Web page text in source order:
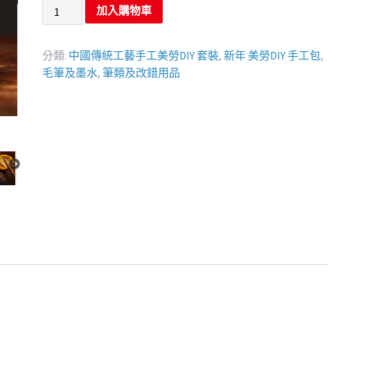
加入購物車
分類: 中國傳統工藝手工美勞DIY 套裝, 新年 美勞DIY 手工包,
毛筆及墨水, 筆類及改錯用品